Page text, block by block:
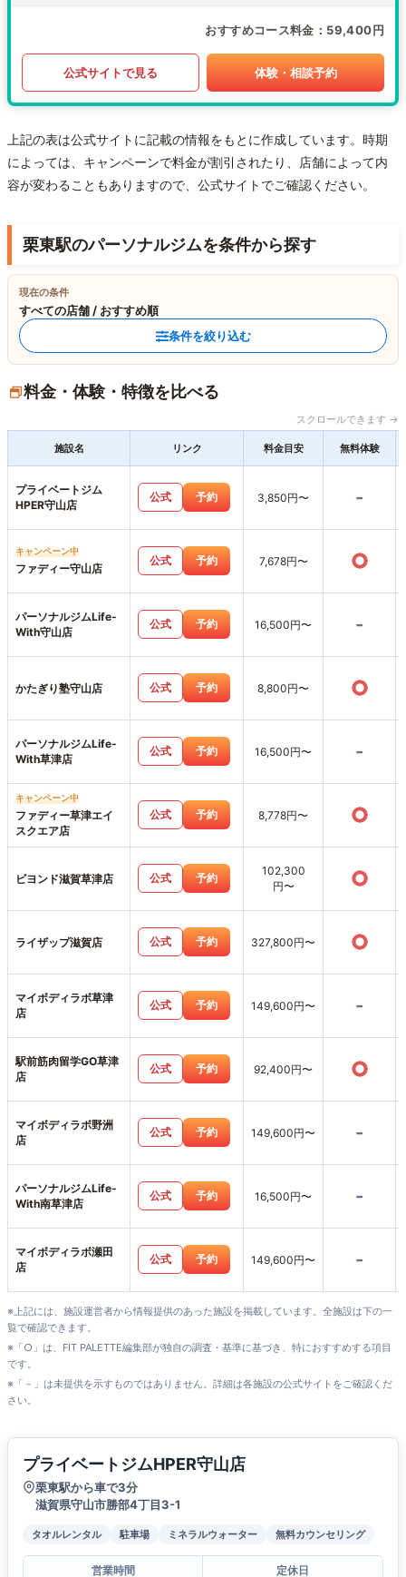
おすすめコース料金 59,400円
公式サイトで見る 体験・相談予約
上記の表は公式サイトに記載の情報をもとに作成しています。時期
によっては、キャンペーンで料金が割引されたり、店舗によって内
容が変わることもありますので、公式サイトでご確認ください。
栗東駅のパーソナルジムを条件から探す
現在の条件
すべての店舗 / おすすめ順
条件を絞り込む
料金・体験・特徴を比べる
スクロールできます →
施設名 リンク 料金目安 無料体験
プライベートジム
HPER守山店
公式 予約 3,850円〜 -
キャンペーン中
ファディー守山店
公式 予約 7,678円〜 ○
パーソナルジムLife-
With守山店
公式 予約 16,500円〜 -
かたぎり塾守山店 公式 予約 8,800円〜 ○
パーソナルジムLife-
With草津店
公式 予約 16,500円〜 -
キャンペーン中
ファディー草津エイ
スクエア店
公式 予約 8,778円〜 ○
ビヨンド滋賀草津店 公式 予約
102,300
円〜
○
ライザップ滋賀店 公式 予約 327,800円〜 ○
マイボディラボ草津
店
公式 予約 149,600円〜 -
駅前筋肉留学GO草津
店
公式 予約 92,400円〜 ○
マイボディラボ野洲
店
公式 予約 149,600円〜 -
パーソナルジムLife-
With南草津店
公式 予約 16,500円〜 -
マイボディラボ瀬田
店
公式 予約 149,600円〜 -
※上記には、施設運営者から情報提供のあった施設を掲載しています。全施設は下の一
覧で確認できます。
※「○」は、FIT PALETTE編集部が独自の調査・基準に基づき、特におすすめする項目
です。
※「－」は未提供を示すものではありません。詳細は各施設の公式サイトをご確認くだ
さい。
プライベートジムHPER守山店
栗東駅から車で3分
滋賀県守山市勝部4丁目3-1
タオルレンタル 駐車場 ミネラルウォーター 無料カウンセリング
営業時間 定休日